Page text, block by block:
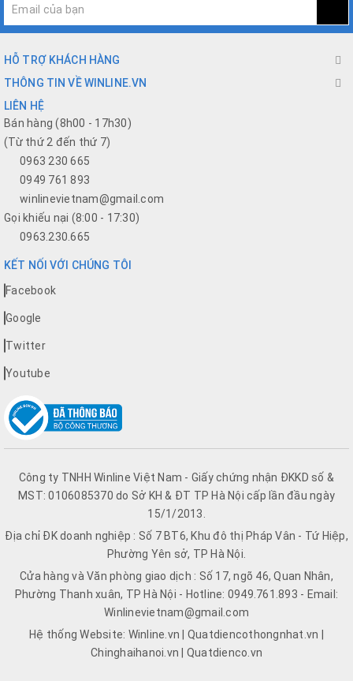
HỖ TRỢ KHÁCH HÀNG
THÔNG TIN VỀ WINLINE.VN
LIÊN HỆ
Bán hàng (8h00 - 17h30)
(Từ thứ 2 đến thứ 7)
0963 230 665
0949 761 893
winlinevietnam@gmail.com
Gọi khiếu nại (8:00 - 17:30)
0963.230.665
KẾT NỐI VỚI CHÚNG TÔI
Facebook
Google
Twitter
Youtube
Công ty TNHH Winline Việt Nam - Giấy chứng nhận ĐKKD số &
MST: 0106085370 do Sở KH & ĐT TP Hà Nội cấp lần đầu ngày
15/1/2013.
Địa chỉ ĐK doanh nghiệp : Số 7 BT6, Khu đô thị Pháp Vân - Tứ Hiệp,
Phường Yên sở, TP Hà Nội.
Cửa hàng và Văn phòng giao dịch : Số 17, ngõ 46, Quan Nhân,
Phường Thanh xuân, TP Hà Nội - Hotline: 0949.761.893 - Email:
Winlinevietnam@gmail.com
Hệ thống Website: Winline.vn | Quatdiencothongnhat.vn |
Chinghaihanoi.vn | Quatdienco.vn